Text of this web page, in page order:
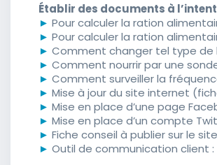
Établir des documents à
► Pour calculer la ration
► Pour calculer la ration
► Comment changer tel type
► Comment nourrir par une
► Comment surveiller la
► Mise à jour du site internet
► Mise en place d’une page
► Mise en place d’un compte
► Fiche conseil à publier sur le
► Outil de communication client :